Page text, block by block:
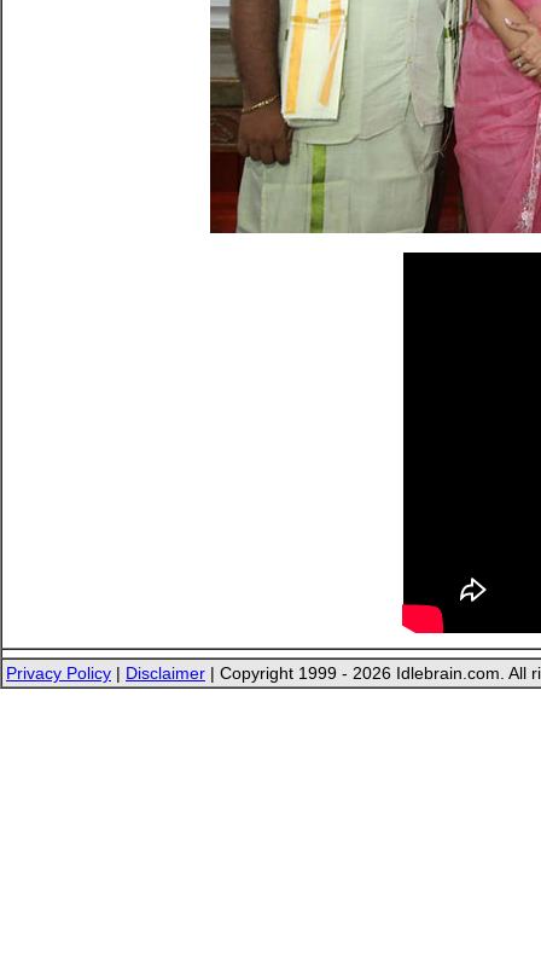
Privacy Policy | Disclaimer | Copyright 1999 - 2026 Idlebrain.com. All